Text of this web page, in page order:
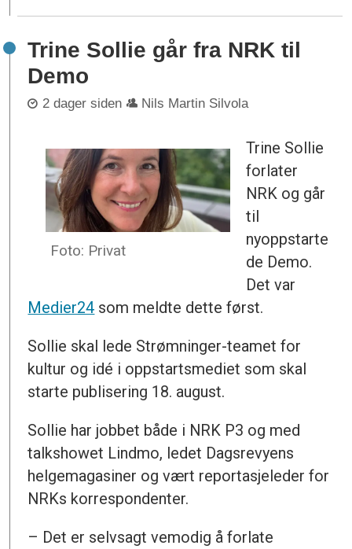
Trine Sollie går fra NRK til
Demo
2 dager siden Nils Martin Silvola
Foto: Privat
Trine Sollie
forlater
NRK og går
til
nyoppstarte
de Demo.
Det var
Medier24 som meldte dette først.
Sollie skal lede Strømninger-teamet for
kultur og idé i oppstartsmediet som skal
starte publisering 18. august.
Sollie har jobbet både i NRK P3 og med
talkshowet Lindmo, ledet Dagsrevyens
helgemagasiner og vært reportasjeleder for
NRKs korrespondenter.
– Det er selvsagt vemodig å forlate